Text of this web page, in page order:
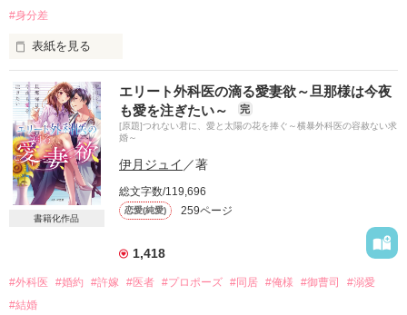
同じ会社で働きはじめ
おまけに柊吾に見合いの話が持ち込まれ
凛音は別れを考え始める
そんなとき、凛音が妊娠しているとわかった
お互いに秘密を抱え遠回りしながらも
「愛してるんだ。何度そう言いたかったか」
想いを寄り添わせ幸せになるために
#身分差
表紙を見る
五年前
私から別れを告げた恋人は
王子様のようなとても素敵な人だった
愛していたけど、別れるしかなかった
彼と私は住む世界が違うんだから
内緒で産んだ彼の子を
書籍化作品
エリート外科医の滴る愛妻欲～旦那様は今夜
も愛を注ぎたい～
完
[原題]つれない君に、愛と太陽の花を捧ぐ～横暴外科医の容赦ない求
婚～
伊月ジュイ ／著
総文字数/119,696
恋愛(純愛) 259ページ
1,418
#外科医 #婚約 #許嫁 #医者 #プロポーズ #同居 #俺様 #御曹司
#溺愛
#結婚